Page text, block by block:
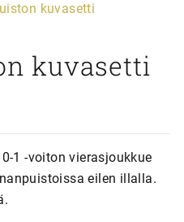
kuvasetti
kuvasetti
1 -voiton vierasjoukkue
eilen illalla.